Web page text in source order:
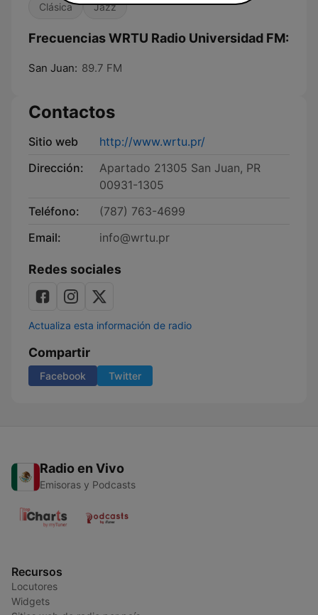
Clásica Jazz
Frecuencias WRTU Radio Universidad FM:
San Juan: 89.7 FM
Contactos
Sitio web
http://www.wrtu.pr/
Dirección:
Apartado 21305 San Juan, PR
00931-1305
Teléfono:
(787) 763-4699
Email:
info@wrtu.pr
Redes sociales
Actualiza esta información de radio
Compartir
Facebook Twitter
Radio en Vivo
Emisoras y Podcasts
Recursos
Locutores
Widgets